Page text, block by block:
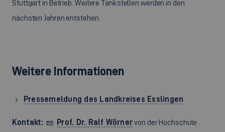
Stuttgart in Betrieb. Weitere Tankstellen werden in den
nächsten Jahren entstehen.
Weitere Informationen
Pressemeldung des Landkreises Esslingen
Kontakt: Prof. Dr. Ralf Wörnervon der Hochschule